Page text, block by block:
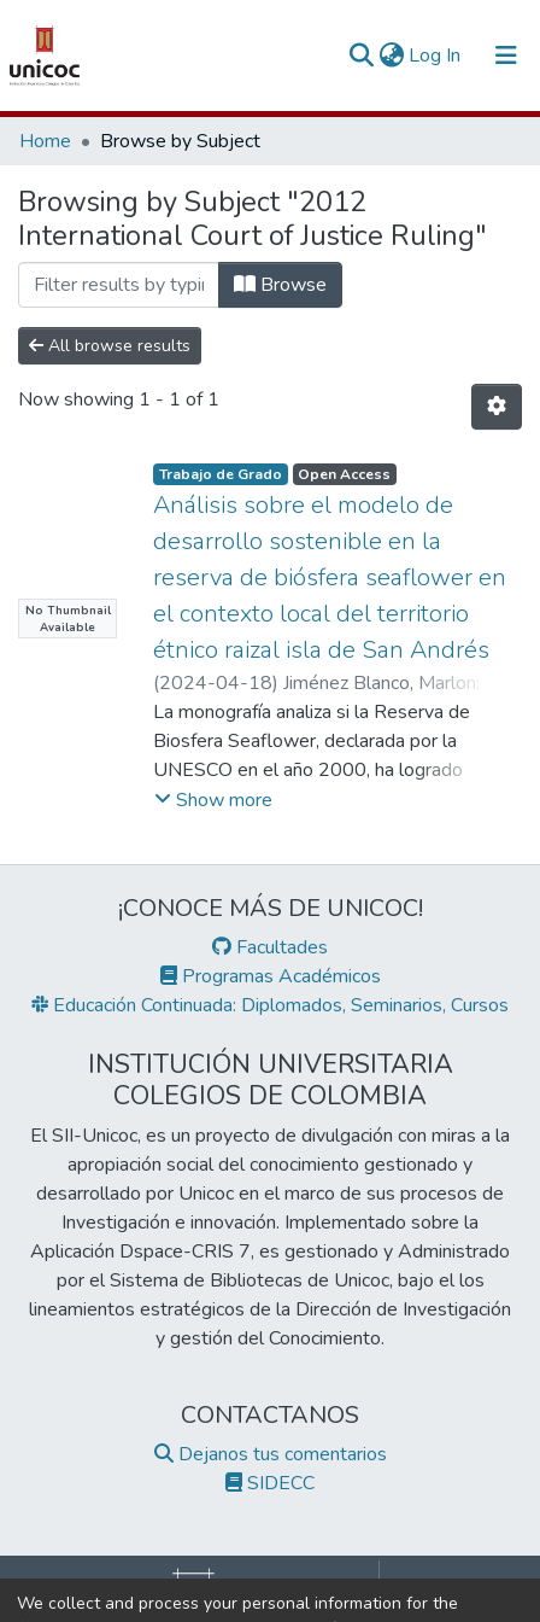
Log In (current)
Communities & Collections
Research Outputs
Fundings & Projects
People
Statistics
Home Browse by Subject
Browsing by Subject "2012
International Court of Justice Ruling"
Browse
All browse results
Now showing 1 - 1 of 1
No Thumbnail
Available
Trabajo de Grado Open Access
Análisis sobre el modelo de
desarrollo sostenible en la
reserva de biósfera seaflower en
el contexto local del territorio
étnico raizal isla de San Andrés
(2024-04-18) Jiménez Blanco, Marlon
Olano García, Hernán Alejandro
La monografía analiza si la Reserva de
Biosfera Seaflower, declarada por la
UNESCO en el año 2000, ha logrado
convertirse en un verdadero modelo de
Catalina, territorio ancestral del pueblo
Raizal.
Aunque inicialmente se avanzó en
zonificación, educación ambiental y
principales problemas siguen sin resolverse:
sobrepoblación, turismo masivo, deterioro
expansión urbana descontrolada y limitada
seguridad alimentaria. El fallo de la Corte de
La Haya en 2012 agravó la situación al
reducir el territorio marino disponible.
El estudio concluye que, pese a la
declaratoria internacional, Seaflower no ha
logrado consolidarse como un modelo de
implementadas han sido insuficientes para
del archipiélago.
Show more
¡CONOCE MÁS DE UNICOC!
Facultades
Programas Académicos
Educación Continuada: Diplomados, Seminarios, Cursos
INSTITUCIÓN UNIVERSITARIA
COLEGIOS DE COLOMBIA
El SII-Unicoc, es un proyecto de divulgación con miras a la
apropiación social del conocimiento gestionado y
desarrollado por Unicoc en el marco de sus procesos de
Investigación e innovación. Implementado sobre la
Aplicación Dspace-CRIS 7, es gestionado y Administrado
por el Sistema de Bibliotecas de Unicoc, bajo el los
lineamientos estratégicos de la Dirección de Investigación
y gestión del Conocimiento.
CONTACTANOS
Dejanos tus comentarios
SIDECC
We collect and process your personal information for the